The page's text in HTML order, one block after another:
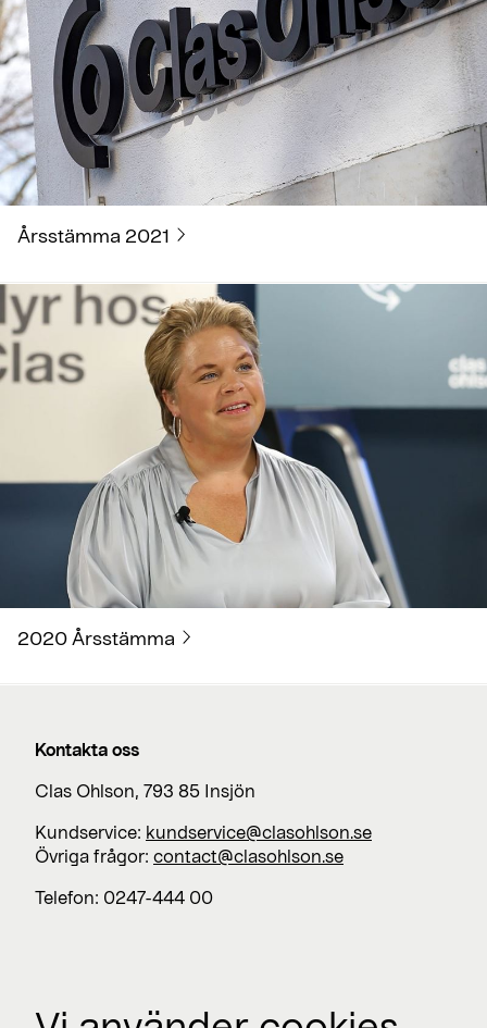
Årsstämma 2021
2020 Årsstämma
Kontakta oss
Clas Ohlson, 793 85 Insjön
Kundservice: kundservice@clasohlson.se
Övriga frågor: contact@clasohlson.se
Telefon: 0247-444 00